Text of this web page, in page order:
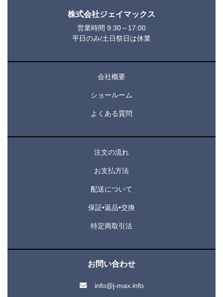
株式会社ジェイマックス
営業時間 9:30～17:00
平日のみ/土日祭日は休業
会社概要
ショールーム
よくある質問
注文の流れ
お支払方法
配送について
保証•返品•交換
特定商取引法
お問い合わせ
info@j-max.info